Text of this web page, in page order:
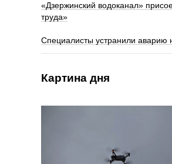
«Дзержинский водоканал»
труда»
Специалисты устранили аварию
Картина дня